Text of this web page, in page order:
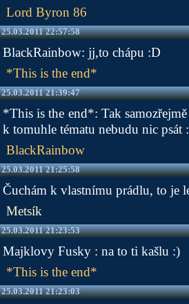
Lord Byron 86
25.03.2011 22:57:58
BlackRainbow: jj,to chápu :D
*This is the end*
25.03.2011 21:39:47
*This is the end*: Tak
k tomuhle tématu nebudu nic psát
BlackRainbow
25.03.2011 21:25:58
Čuchám k vlastnímu prádlu, to je
Metsík
25.03.2011 21:23:53
Majklovy Fusky : na to ti kašlu :)
*This is the end*
25.03.2011 21:23:03